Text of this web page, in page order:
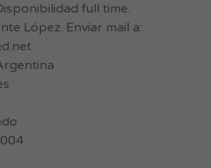
full time.
López. Enviar mail a: